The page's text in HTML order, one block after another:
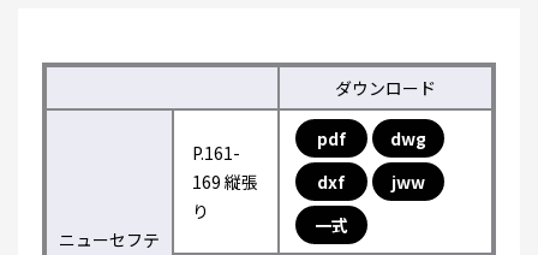
ダウンロード
ニューセフテ
P.161-
169 縦張
り
pdf
dwg
dxf
jww
一式